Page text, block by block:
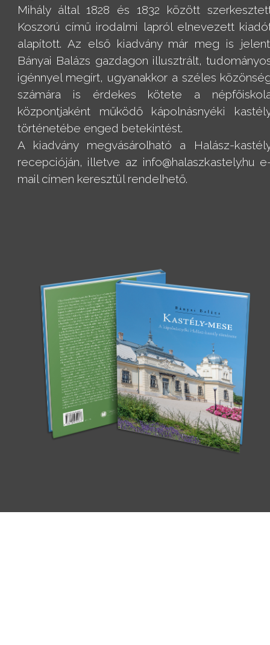
Mihály által 1828 és 1832 között
Koszorú című irodalmi lapról elnevezett
alapított. Az első kiadvány már meg is
Bányai Balázs gazdagon illusztrált,
igénnyel megírt, ugyanakkor a széles
számára is érdekes kötete a
központjaként működő kápolnásnyéki
történetébe enged betekintést.
A kiadvány megvásárolható a Halász-
recepcióján, illetve az info@halaszkastely.hu
mail címen keresztül rendelhető.